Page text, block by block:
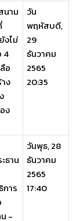
นาม
งไม่
4
อ
ง
ง
วัน
พฤหัสบดี,
29
ธันวาคม
2565
20:35
ธาน
การ
-
วันพุธ, 28
ธันวาคม
2565
17:40